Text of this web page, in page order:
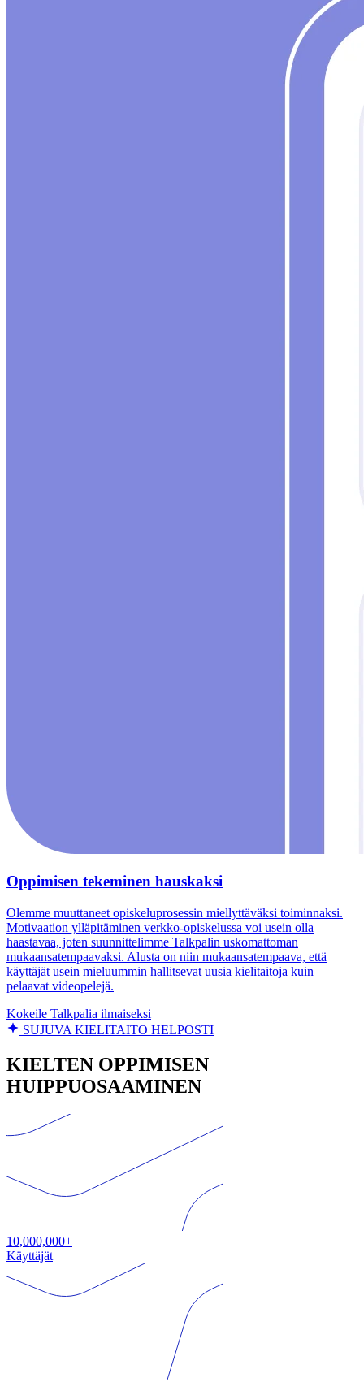
Oppimisen tekeminen hauskaksi
Olemme muuttaneet opiskeluprosessin miellyttäväksi toiminnaksi.
Motivaation ylläpitäminen verkko-opiskelussa voi usein olla
haastavaa, joten suunnittelimme Talkpalin uskomattoman
mukaansatempaavaksi. Alusta on niin mukaansatempaava, että
käyttäjät usein mieluummin hallitsevat uusia kielitaitoja kuin
pelaavat videopelejä.
Kokeile Talkpalia ilmaiseksi
SUJUVA KIELITAITO HELPOSTI
KIELTEN OPPIMISEN
HUIPPUOSAAMINEN
10,000,000+
Käyttäjät